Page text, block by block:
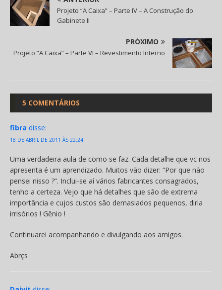
Projeto “A Caixa” – Parte IV – A Construção do
Gabinete II
PRÓXIMO
Projeto “A Caixa” – Parte VI – Revestimento Interno
5 COMENTÁRIOS
fibra disse:
18 DE ABRIL DE 2011 ÀS 22:24
Uma verdadeira aula de como se faz. Cada detalhe que vc nos
apresenta é um aprendizado. Muitos vão dizer: “Por que não
pensei nisso ?”. Inclui-se aí vários fabricantes consagrados,
tenho a certeza. Vejo que há detalhes que são de extrema
importância e cujos custos são demasiados pequenos, diria
irrisórios ! Gênio !
Continuarei acompanhando e divulgando aos amigos.
Abrçs